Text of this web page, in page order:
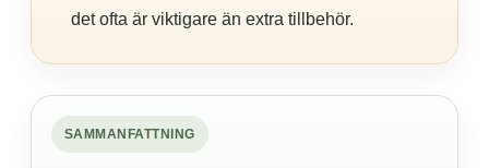
det ofta är viktigare än extra tillbehör.
SAMMANFATTNING